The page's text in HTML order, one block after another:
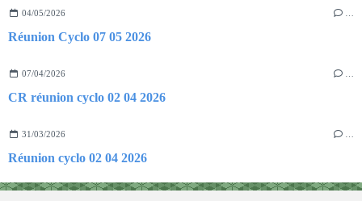
04/05/2026
Réunion Cyclo 07 05 2026
07/04/2026
CR réunion cyclo 02 04 2026
31/03/2026
Réunion cyclo 02 04 2026